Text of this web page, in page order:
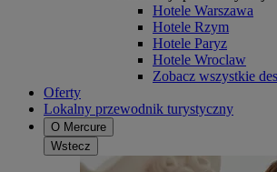
Hotele Warszawa
Hotele Rzym
Hotele Paryz
Hotele Wroclaw
Zobacz wszystkie
Oferty
Lokalny przewodnik turystyczny
O Mercure
Wstecz